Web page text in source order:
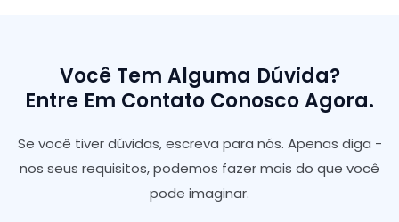
Você Tem Alguma Dúvida?
Entre Em Contato Conosco Agora.
Se você tiver dúvidas, escreva para nós. Apenas diga -
nos seus requisitos, podemos fazer mais do que você
pode imaginar.